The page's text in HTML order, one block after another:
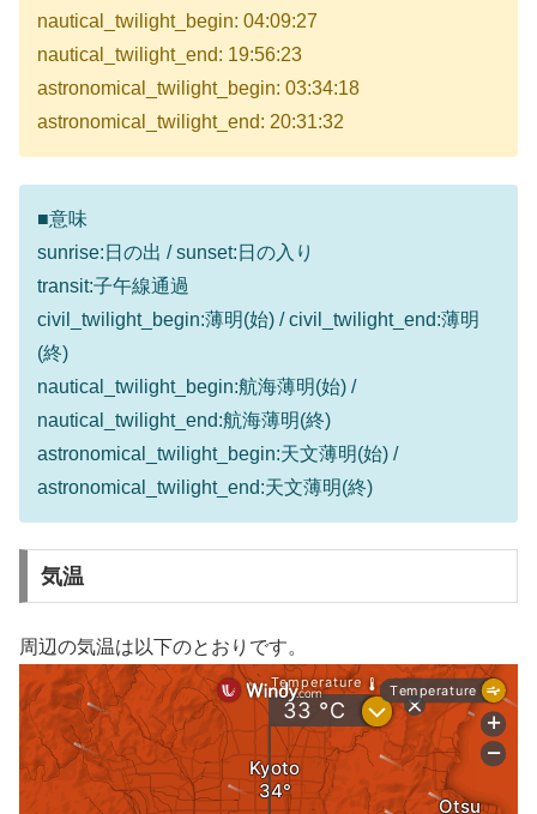
nautical_twilight_begin: 04:09:27
nautical_twilight_end: 19:56:23
astronomical_twilight_begin: 03:34:18
astronomical_twilight_end: 20:31:32
■意味
sunrise:日の出 / sunset:日の入り
transit:子午線通過
civil_twilight_begin:薄明(始) / civil_twilight_end:薄明
(終)
nautical_twilight_begin:航海薄明(始) /
nautical_twilight_end:航海薄明(終)
astronomical_twilight_begin:天文薄明(始) /
astronomical_twilight_end:天文薄明(終)
気温
周辺の気温は以下のとおりです。